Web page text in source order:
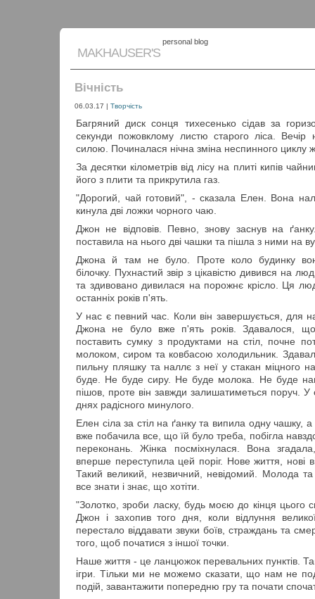
MAKHAUSER'S
personal blog
Вічність
06.03.17 | Творчість
Багряний диск сонця тихесенько сідав за
секунди пожовклому листю старого ліса. Вечір
силою. Починалася нічна зміна неспинного циклу
За десятки кілометрів від лісу на плиті кипів
його з плити та прикрутила газ.
"Дорогий, чай готовий", - сказала Елен. Вона
кинула дві ложки чорного чаю.
Джон не відповів. Певно, знову заснув на
поставила на нього дві чашки та пішла з ними на
Джона й там не було. Проте коло будинку
білочку. Пухнастий звір з цікавістю дивився на
та здивовано дивилася на порожнє крісло. Ця
останніх років п'ять.
У нас є певний час. Коли він завершується, для
Джона не було вже п'ять років. Здавалося,
поставить сумку з продуктами на стіл, почне
молоком, сиром та ковбасою холодильник.
пильну пляшку та наллє з неї у стакан міцного
буде. Не буде сиру. Не буде молока. Не буде
пішов, проте він завжди залишатиметься поруч. У
днях радісного минулого.
Елен сіла за стіл на ґанку та випила одну чашку, а
вже побачила все, що їй було треба, побігла
переконань. Жінка посміхнулася. Вона
вперше переступила цей поріг. Нове життя, нові
Такий великий, незвичний, невідомий. Молода
все знати і знає, що хотіти.
"Золотко, зроби ласку, будь моєю до кінця цього
Джон і захопив того дня, коли відлуння
перестало віддавати звуки боїв, страждань та
того, щоб початися з іншої точки.
Наше життя - це ланцюжок перевальних пунктів.
ігри. Тільки ми не можемо сказати, що нам не
подій, завантажити попередню гру та почати